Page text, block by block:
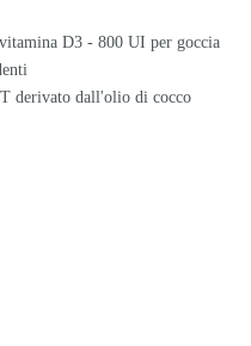
D3 - 800 UI per goccia
derivato dall'olio di cocco